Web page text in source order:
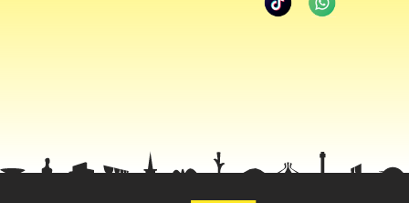
defesa e, por fim, marcou o gol na sobra.
Já aos 40, Sturaro mandou um chute perto da trave após